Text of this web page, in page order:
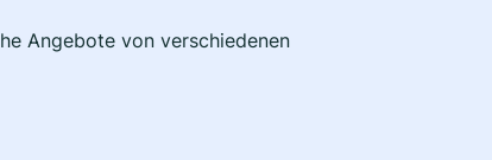
Angebote von verschiedenen